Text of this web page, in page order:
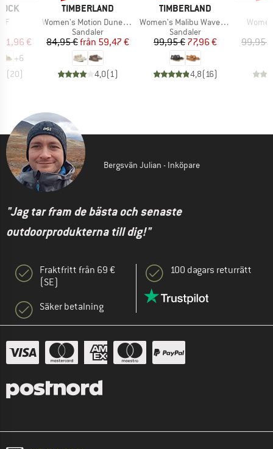
pris
71,96 €
+6
(20)
VARUMÄRKE
TIMBERLAND
Produkter
Women's Motion Dune Backstrap Sandal
Produktgrupp
Sandaler
Pris
84,95 € Reducerat pris
från 59,47 €
4,0(1)
VARUMÄRKE
TIMBERLAND
Produkter
Women's Malibu Waves Ankle Strap Sandal
Produktgrupp
Sandaler
Pris
99,95 €Reducerat pris
77,96 €
4,8(16)
99,95 €
Bergsvän Julian - Inköpare
"Jag tar fram de bästa och senaste
outdoorprodukterna till dig!"
Fraktfritt från 69 €
(SE)
Säker betalning
100 dagars returrätt